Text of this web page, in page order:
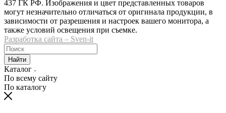
437 ГК РФ. Изображения и цвет представленных товаров
могут незначительно отличаться от оригинала продукции, в
зависимости от разрешения и настроек вашего монитора, а
также условий освещения при съемке.
Разработка сайта – Sven-it
Найти
Каталог
По всему сайту
По каталогу